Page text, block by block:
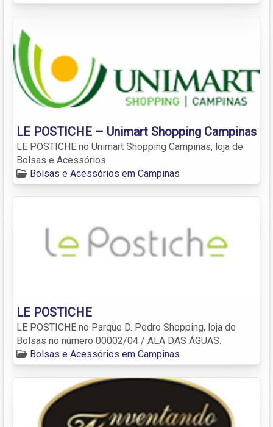
LE POSTICHE – Unimart Shopping Campinas
LE POSTICHE no Unimart Shopping Campinas, loja de
Bolsas e Acessórios.
Bolsas e Acessórios em Campinas
LE POSTICHE
LE POSTICHE no Parque D. Pedro Shopping, loja de
Bolsas no número 00002/04 / ALA DAS ÁGUAS.
Bolsas e Acessórios em Campinas